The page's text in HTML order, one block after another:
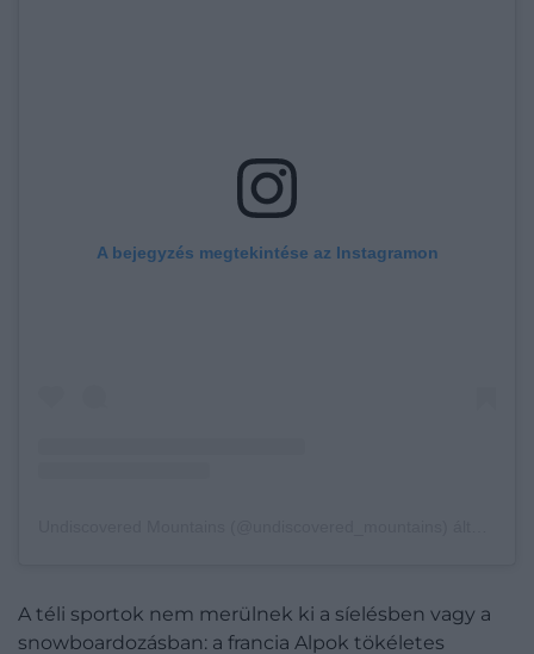
A bejegyzés megtekintése az Instagramon
A téli sportok nem merülnek ki a síelésben vagy a
snowboardozásban: a francia Alpok tökéletes